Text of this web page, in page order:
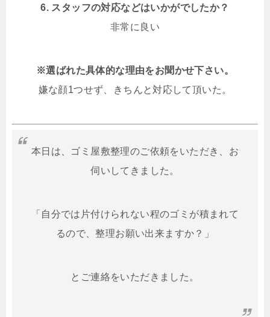
6. スタッフの対応などはいかがでしたか？
非常に良い
※選ばれた具体的な理由をお聞かせ下さい。
嫌な顔1つせず、きちんと対応して頂いた。
本日は、ゴミ屋敷整理のご依頼をいただき、お
伺いしてきました。
「自分では片付けられない程のゴミが積まれて
るので、整理お願い出来ますか？」
とご連絡をいただきました。